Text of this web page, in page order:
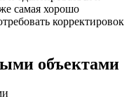
самая хорошо
корректировок
объектами